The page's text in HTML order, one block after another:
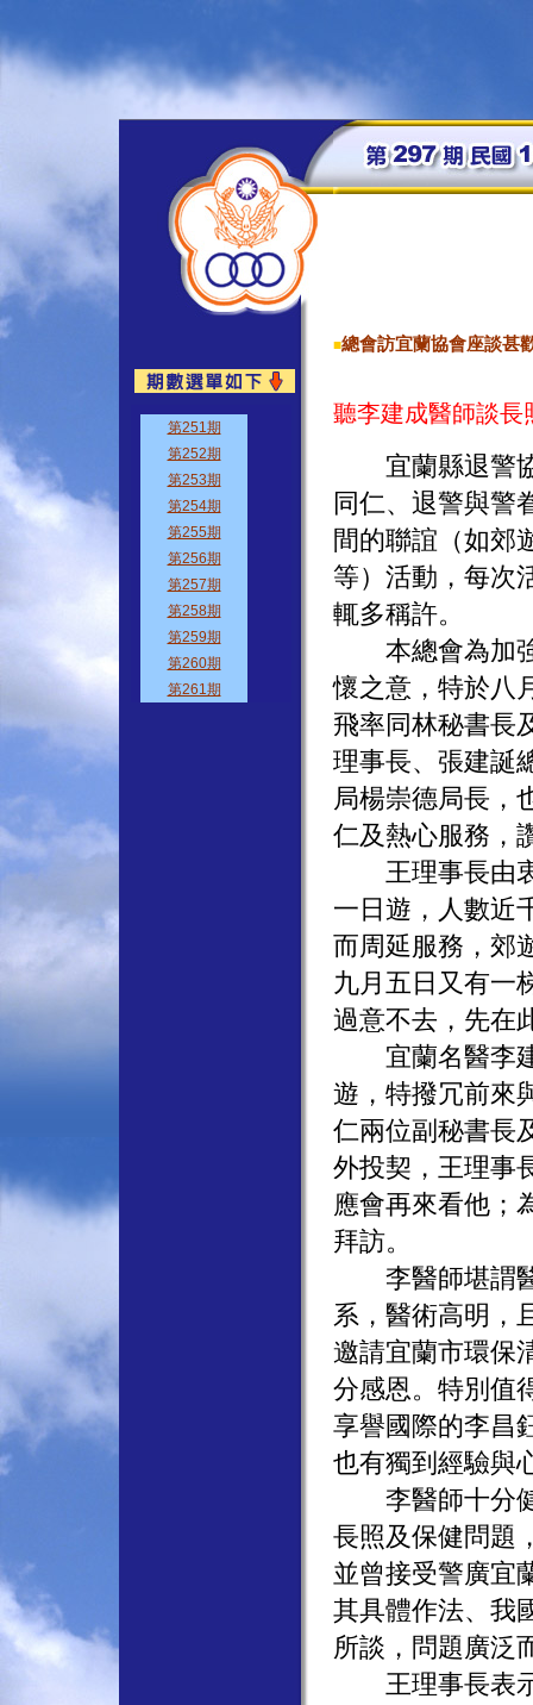
■總會訪宜蘭協會座談甚
聽李建成醫師談長
宜蘭縣退警協
同仁、退警與警
間的聯誼（如郊
等）活動，每次
輒多稱許。
本總會為加強
懷之意，特於八
飛率同林秘書長
理事長、張建誕
局楊崇德局長，
仁及熱心服務，
王理事長由衷
一日遊，人數近
而周延服務，郊
九月五日又有一
過意不去，先在
宜蘭名醫李建
遊，特撥冗前來
仁兩位副秘書長
外投契，王理事
應會再來看他；
拜訪。
李醫師堪謂醫
系，醫術高明，
邀請宜蘭市環保
分感恩。特別值
享譽國際的李昌
也有獨到經驗與
李醫師十分健
長照及保健問題
並曾接受警廣宜
其具體作法、我
所談，問題廣泛
王理事長表示